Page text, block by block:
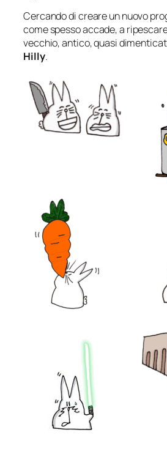
Cercando di creare un nuovo
come spesso accade, a
vecchio, antico, quasi
Hilly.